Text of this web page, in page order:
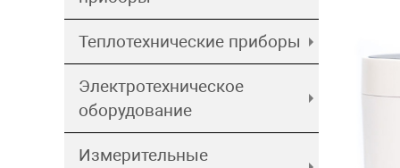
Теплотехнические приборы
Электротехническое
оборудование
Измерительные